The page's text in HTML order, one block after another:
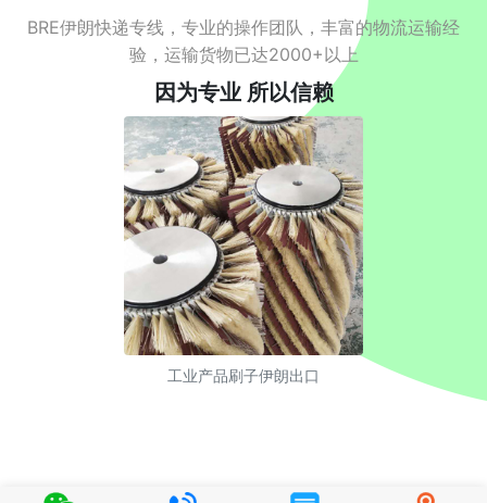
BRE伊朗快递专线，专业的操作团队，丰富的物流运输经
验，运输货物已达2000+以上
因为专业 所以信赖
工业产品刷子伊朗出口